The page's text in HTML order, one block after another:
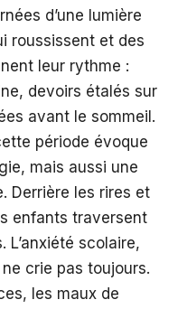
d’une lumière
roussissent et des
leur rythme :
devoirs étalés sur
avant le sommeil.
période évoque
mais aussi une
Derrière les rires et
enfants traversent
L’anxiété scolaire,
crie pas toujours.
les maux de